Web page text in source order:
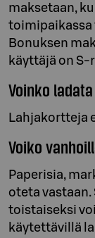
maksetaan,
toimipaikassa
Bonuksen
käyttäjä on
Voinko
Lahjakortteja
Voiko
Paperisia,
oteta
toistaiseksi
käytettävillä